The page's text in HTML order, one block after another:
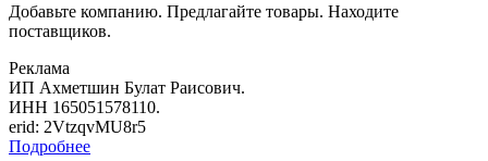
Добавьте компанию. Предлагайте товары. Находите
поставщиков.
Реклама
ИП Ахметшин Булат Раисович.
ИНН 165051578110.
erid: 2VtzqvMU8r5
Подробнее